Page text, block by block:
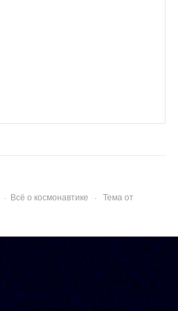
· Всё о космонавтике · Тема от